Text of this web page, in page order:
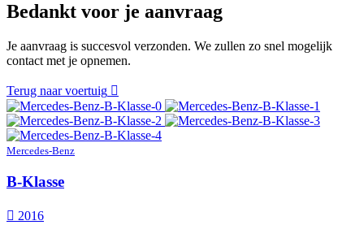
Bedankt voor je aanvraag
Je aanvraag is succesvol verzonden. We zullen zo snel mogelijk
contact met je opnemen.
Terug naar voertuig
Mercedes-Benz
B-Klasse
2016